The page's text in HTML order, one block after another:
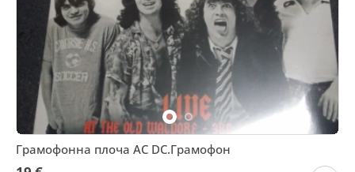
Грамофонна плоча AC DC.Грамофон